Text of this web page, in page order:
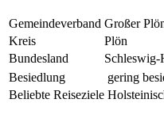
Gemeinde­verband Großer
Kreis
Plön
Bundes­land
Schleswig-
Be­sied­lung
gering
Be­lieb­te Rei­se­zie­le